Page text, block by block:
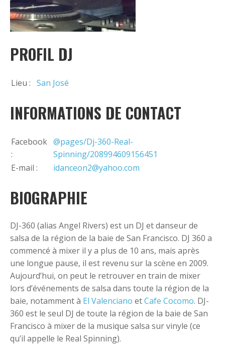
+ Ajouter un événement
PROFIL DJ
Lieu : San José
INFORMATIONS DE CONTACT
Facebook
:
@pages/Dj-360-Real-
Spinning/208994609156451
E-mail :
idanceon2@yahoo.com
BIOGRAPHIE
DJ-360 (alias Angel Rivers) est un DJ et danseur de
salsa de la région de la baie de San Francisco. DJ 360 a
commencé à mixer il y a plus de 10 ans, mais après
une longue pause, il est revenu sur la scène en 2009.
Aujourd’hui, on peut le retrouver en train de mixer
lors d’événements de salsa dans toute la région de la
baie, notamment à El Valenciano etCafe Cocomo. DJ-
360 est le seul DJ de toute la région de la baie de San
Francisco à mixer de la musique salsa sur vinyle (ce
qu’il appelle le Real Spinning).